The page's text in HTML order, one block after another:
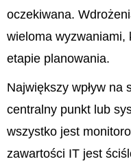
oczekiwana.
wieloma wyzwaniami,
etapie planowania.
Największy wpływ na
centralny punkt lub
wszystko jest
zawartości IT jest